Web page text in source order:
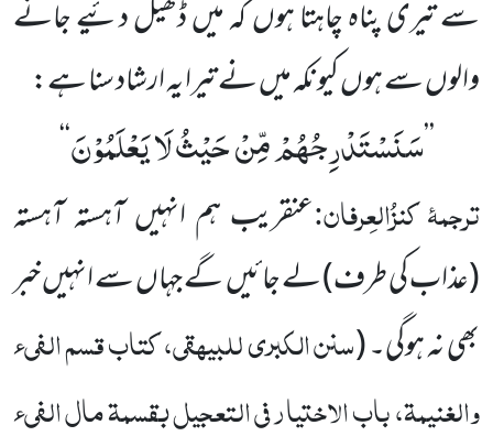
سے تیری پناہ چاہتا ہوں کہمیں ڈھیل دئیے جانے
والوں سے ہوں کیونکہ میںنےتیرا یہ ارشاد سنا ہے:
’’سَنَسْتَدْرِجُهُمْ مِّنْ حَیْثُ لَا یَعْلَمُوْنَ‘‘
ترجمۂ کنزُالعِرفان:عنقریب ہم انہیں آہستہ آہستہ
(عذاب کی طرف)لے جائیں گے جہاں سے انہیں خبر
بھی نہ ہوگی۔(سنن الکبری للبیہقی، کتاب قسم الفیء
والغنیمۃ، باب الاختیار فی التعجیل بقسمۃ مال الفیء